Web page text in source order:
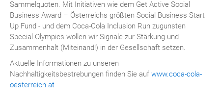
Sammelquoten. Mit Initiativen wie dem Get Active Social
Business Award – Österreichs größten Social Business Start
Up Fund - und dem Coca-Cola Inclusion Run zugunsten
Special Olympics wollen wir Signale zur Stärkung und
Zusammenhalt (Miteinand!) in der Gesellschaft setzen.
Aktuelle Informationen zu unseren
Nachhaltigkeitsbestrebungen finden Sie auf www.coca-cola-
oesterreich.at